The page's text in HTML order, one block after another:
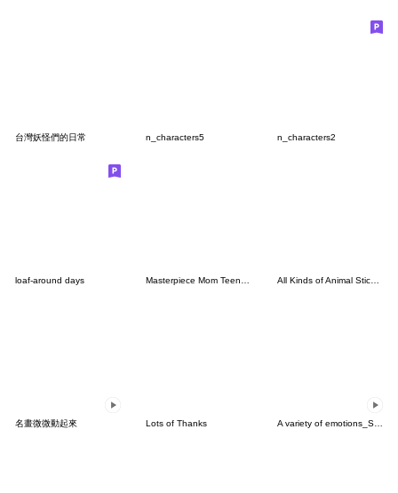
台灣妖怪們的日常 n_characters5 n_characters2
loaf-around days All Kinds of Animal Stickers
名畫微微動起來 Lots of Thanks A variety of emotions_State of mind